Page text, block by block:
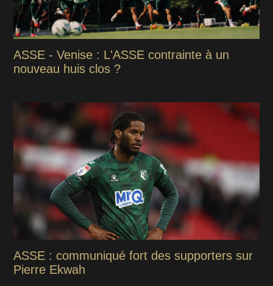
ASSE - Venise : L'ASSE contrainte à un
nouveau huis clos ?
ASSE : communiqué fort des supporters sur
Pierre Ekwah